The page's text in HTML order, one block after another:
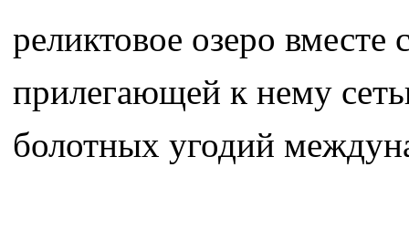
реликтовое озеро
прилегающей к нему
болотных угодий